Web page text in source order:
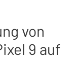
von
9 auf